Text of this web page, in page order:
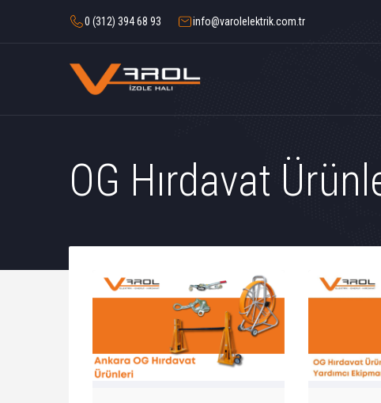
0 (312) 394 68 93 info@varolelektrik.com.tr
OG Hırdavat